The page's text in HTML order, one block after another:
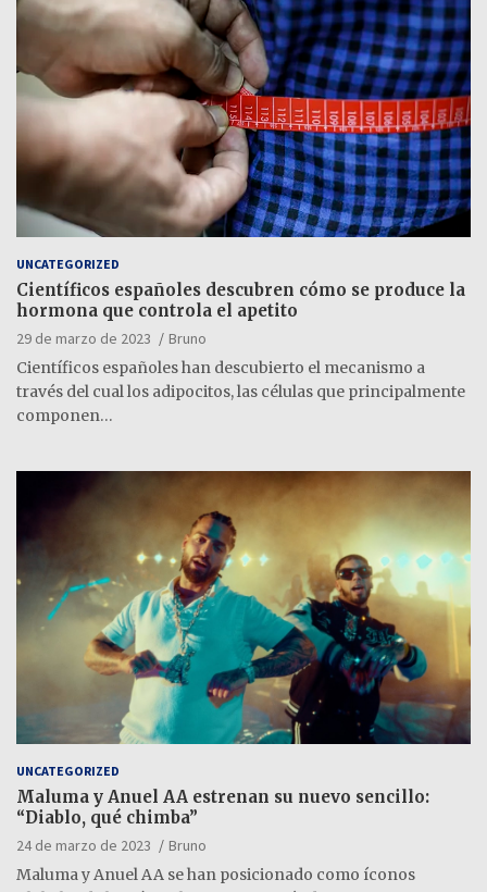
UNCATEGORIZED
Científicos españoles descubren cómo se produce la
hormona que controla el apetito
29 de marzo de 2023
Bruno
Científicos españoles han descubierto el mecanismo a
través del cual los adipocitos, las células que principalmente
componen…
UNCATEGORIZED
Maluma y Anuel AA estrenan su nuevo sencillo:
“Diablo, qué chimba”
24 de marzo de 2023
Bruno
Maluma y Anuel AA se han posicionado como íconos